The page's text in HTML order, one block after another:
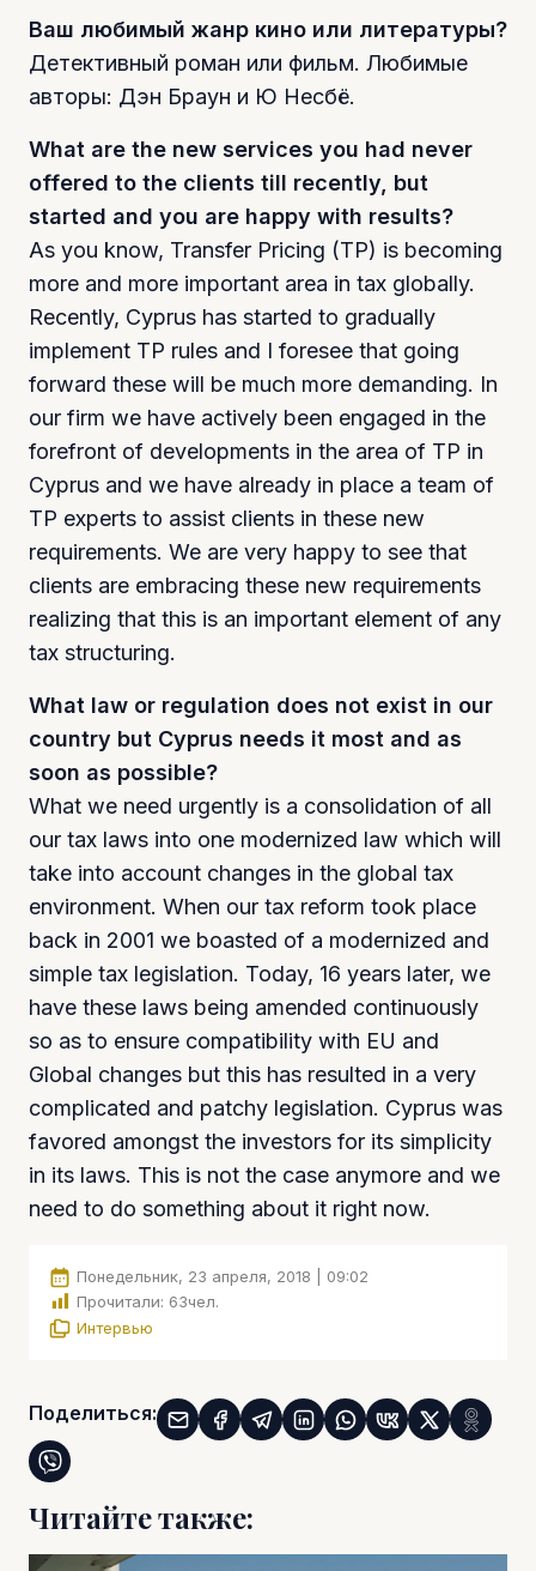
Ваш любимый жанр кино или литературы?
Детективный роман или фильм. Любимые
авторы: Дэн Браун и Ю Несбё.
What are the new services you had never
offered to the clients till recently, but
started and you are happy with results?
As you know, Transfer Pricing (TP) is becoming
more and more important area in tax globally.
Recently, Cyprus has started to gradually
implement TP rules and I foresee that going
forward these will be much more demanding. In
our firm we have actively been engaged in the
forefront of developments in the area of TP in
Cyprus and we have already in place a team of
TP experts to assist clients in these new
requirements. We are very happy to see that
clients are embracing these new requirements
realizing that this is an important element of any
tax structuring.
What law or regulation does not exist in our
country but Cyprus needs it most and as
soon as possible?
What we need urgently is a consolidation of all
our tax laws into one modernized law which will
take into account changes in the global tax
environment. When our tax reform took place
back in 2001 we boasted of a modernized and
simple tax legislation. Today, 16 years later, we
have these laws being amended continuously
so as to ensure compatibility with EU and
Global changes but this has resulted in a very
complicated and patchy legislation. Cyprus was
favored amongst the investors for its simplicity
in its laws. This is not the case anymore and we
need to do something about it right now.
Понедельник, 23 апреля, 2018 | 09:02
Прочитали: 63чел.
Интервью
Поделиться:
Читайте также: